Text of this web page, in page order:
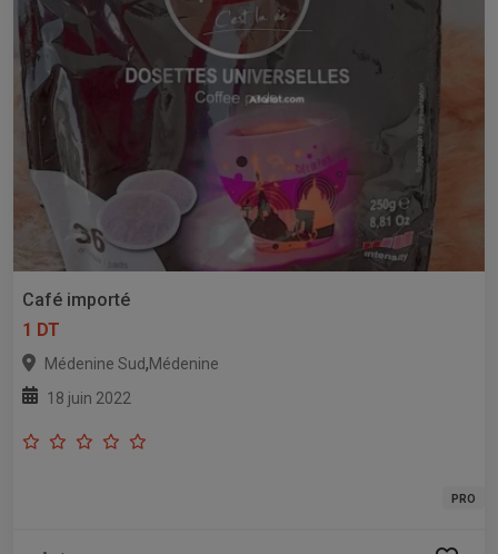
Café importé
1 DT
Médenine Sud,Médenine
18 juin 2022
PRO